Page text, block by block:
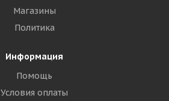
Магазины
Политика
Информация
Помощь
Условия оплаты